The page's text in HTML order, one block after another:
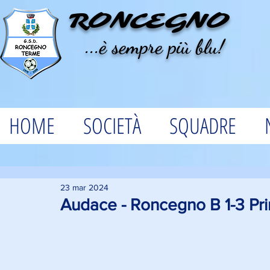
RONCEGNO
...è sempre più blu!
HOME SOCIETÀ SQUADRE
Audace - Roncegno B 1-3
23 mar 2024